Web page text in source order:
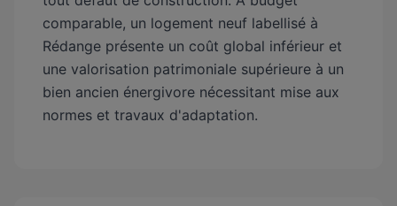
comparable, un logement neuf labellisé à
Rédange présente un coût global inférieur et
une valorisation patrimoniale supérieure à un
bien ancien énergivore nécessitant mise aux
normes et travaux d'adaptation.